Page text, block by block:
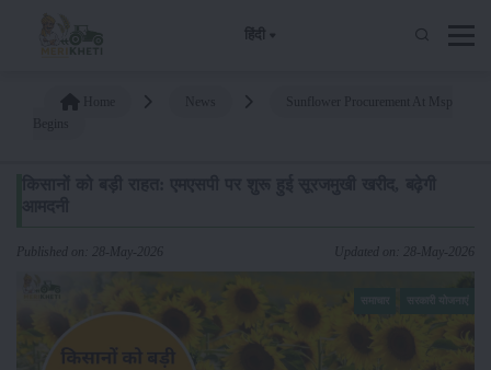
हिंदी
Published on: 28-May-2026 Updated on: 28-May-2026